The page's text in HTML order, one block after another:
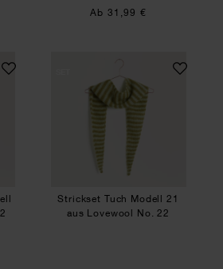
Ab 31,99 €
Modell 23 aus Lovewool No.
Strickset Tuch
Strickset Tuch Modell 21
aus Lovewool No. 22